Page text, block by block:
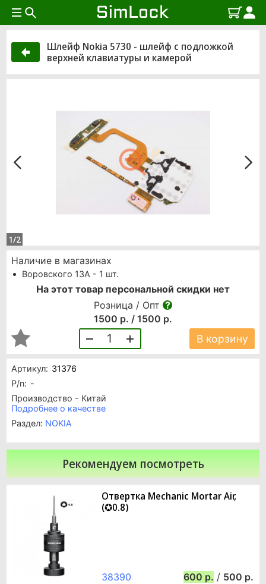
Шлейф Nokia 5730 - шлейф с подложкой
верхней клавиатуры и камерой
1/2
Артикул: 31376
P/n: -
Производство - Китай
Подробнее о качестве
Раздел: NOKIA
Наличие в магазинах
Воровского 13А - 1 шт.
На этот товар персональной скидки нет
Розница / Опт
1500 р. / 1500 р.
1 В корзину
Рекомендуем посмотреть
Отвертка Mechanic Mortar Air,
(✪0.8)
38390 600 / 500